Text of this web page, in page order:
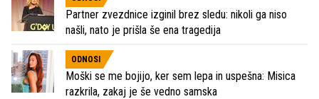
Partner zvezdnice izginil brez sledu: nikoli ga niso
našli, nato je prišla še ena tragedija
ODNOSI
Moški se me bojijo, ker sem lepa in uspešna: Misica
razkrila, zakaj je še vedno samska